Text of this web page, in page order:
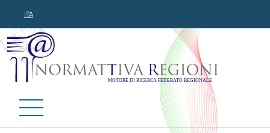
ITA
Normattiva Regioni -